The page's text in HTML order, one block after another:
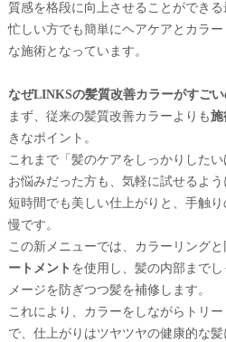
質感を格段に向上させることができる
忙しい方でも簡単にヘアケアとカラ
な施術となっています。
なぜLINKSの髪質改善カラーがすごい
まず、従来の髪質改善カラーよりも施
きなポイント。
これまで「髪のケアをしっかりした
お悩みだった方も、気軽に試せるよう
短時間でも美しい仕上がりと、手触
慢です。
この新メニューでは、カラーリングと
ートメント を使用し、髪の内部まで
メージを防ぎつつ髪を補修します。
これにより、カラーをしながらトリ
で、仕上がりはツヤツヤの健康的な髪